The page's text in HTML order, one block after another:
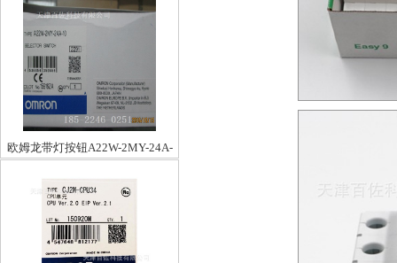
欧姆龙带灯按钮A22W-2MY-24A-
10